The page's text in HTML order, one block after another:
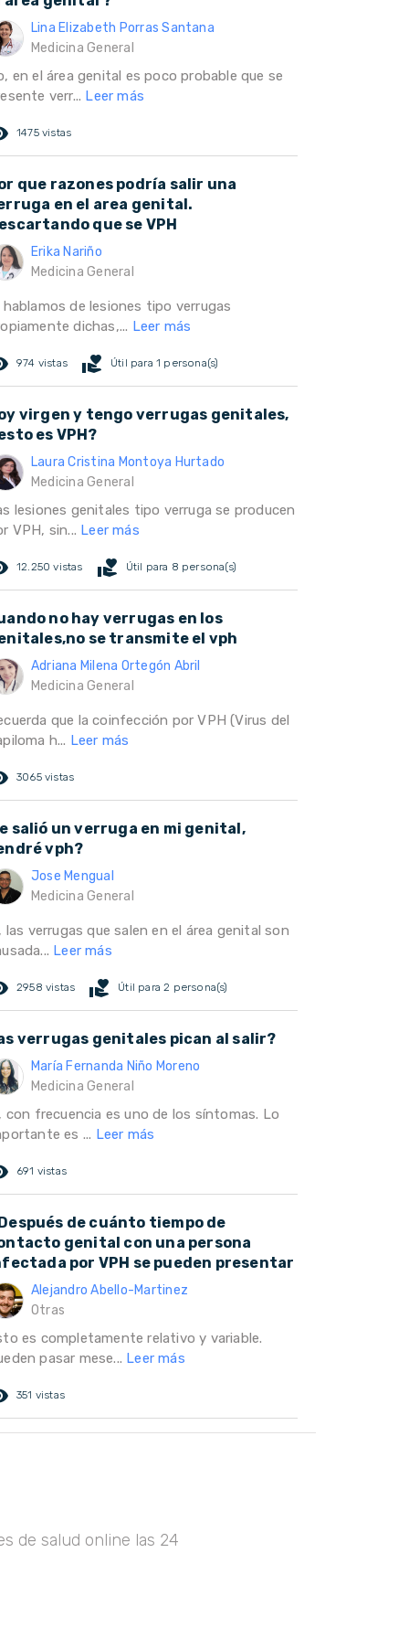
Lina Elizabeth Porras Santana
Medicina General
en el área genital es poco probable que se
verr... Leer más
1475 vistas
que razones podría salir una
en el area genital.
que se VPH
Erika Nariño
Medicina General
hablamos de lesiones tipo verrugas
dichas,... Leer más
974 vistas volunteer_activism Útil para 1 persona(s)
virgen y tengo verrugas genitales,
es VPH?
Laura Cristina Montoya Hurtado
Medicina General
lesiones genitales tipo verruga se producen
VPH, sin... Leer más
12.250 vistas volunteer_activism Útil para 8 persona(s)
no hay verrugas en los
se transmite el vph
Adriana Milena Ortegón Abril
Medicina General
que la coinfección por VPH (Virus del
h... Leer más
3065 vistas
salió un verruga en mi genital,
vph?
Jose Mengual
Medicina General
las verrugas que salen en el área genital son
Leer más
2958 vistas volunteer_activism Útil para 2 persona(s)
verrugas genitales pican al salir?
María Fernanda Niño Moreno
Medicina General
con frecuencia es uno de los síntomas. Lo
es ... Leer más
691 vistas
de cuánto tiempo de
genital con una persona
por VPH se pueden presentar
Alejandro Abello-Martinez
Otras
es completamente relativo y variable.
pasar mese... Leer más
351 vistas
de salud online las 24